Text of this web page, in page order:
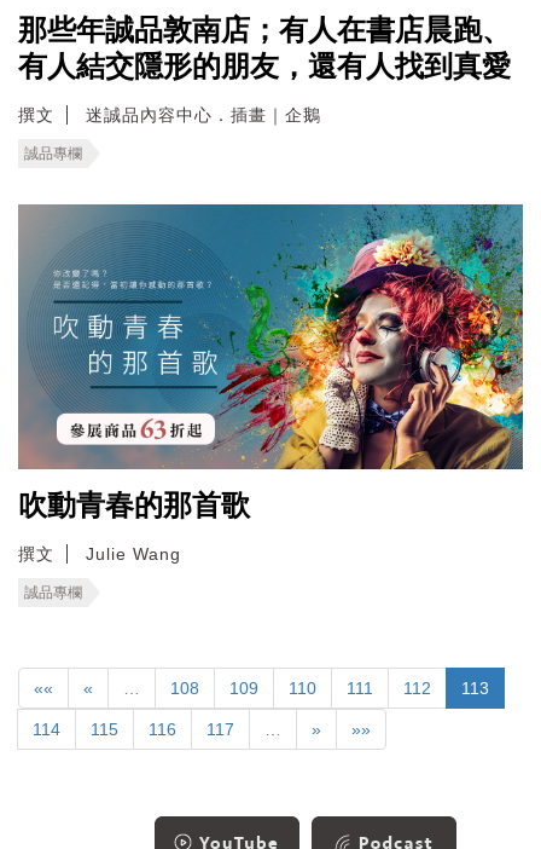
那些年誠品敦南店；有人在書店晨跑、
有人結交隱形的朋友，還有人找到真愛
撰文 迷誠品內容中心．插畫｜企鵝
誠品專欄
吹動青春的那首歌
撰文 Julie Wang
誠品專欄
«« « 108 109 110 111 112 113
114 115 116 117 » »»